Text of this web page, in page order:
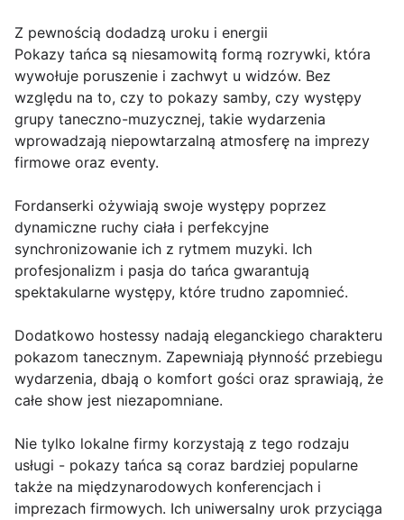
Z pewnością dodadzą uroku i energii
Pokazy tańca są niesamowitą formą rozrywki, która
wywołuje poruszenie i zachwyt u widzów. Bez
względu na to, czy to pokazy samby, czy występy
grupy taneczno-muzycznej, takie wydarzenia
wprowadzają niepowtarzalną atmosferę na imprezy
firmowe oraz eventy.
Fordanserki ożywiają swoje występy poprzez
dynamiczne ruchy ciała i perfekcyjne
synchronizowanie ich z rytmem muzyki. Ich
profesjonalizm i pasja do tańca gwarantują
spektakularne występy, które trudno zapomnieć.
Dodatkowo hostessy nadają eleganckiego charakteru
pokazom tanecznym. Zapewniają płynność przebiegu
wydarzenia, dbają o komfort gości oraz sprawiają, że
całe show jest niezapomniane.
Nie tylko lokalne firmy korzystają z tego rodzaju
usługi - pokazy tańca są coraz bardziej popularne
także na międzynarodowych konferencjach i
imprezach firmowych. Ich uniwersalny urok przyciąga